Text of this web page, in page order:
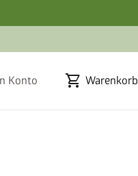
Konto shopping_cart Warenkorb